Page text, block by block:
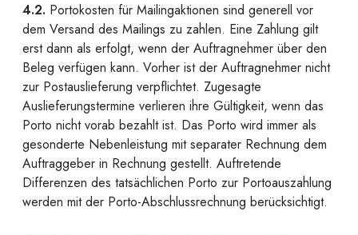
4.2. Portokosten für Mailingaktionen sind generell vor
dem Versand des Mailings zu zahlen. Eine Zahlung gilt
erst dann als erfolgt, wenn der Auftragnehmer über den
Beleg verfügen kann. Vorher ist der Auftragnehmer nicht
zur Postauslieferung verpflichtet. Zugesagte
Auslieferungstermine verlieren ihre Gültigkeit, wenn das
Porto nicht vorab bezahlt ist. Das Porto wird immer als
gesonderte Nebenleistung mit separater Rechnung dem
Auftraggeber in Rechnung gestellt. Auftretende
Differenzen des tatsächlichen Porto zur Portoauszahlung
werden mit der Porto-Abschlussrechnung berücksichtigt.